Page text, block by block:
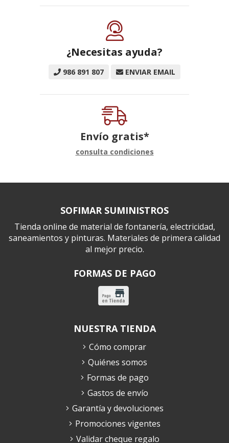
¿Necesitas ayuda?
986 891 807 ENVIAR EMAIL
Envío gratis*
consulta condiciones
SOFIMAR SUMINISTROS
Tienda online de material de fontanería, electricidad,
saneamientos y pinturas. Materiales de primera calidad
al mejor precio.
FORMAS DE PAGO
NUESTRA TIENDA
Cómo comprar
Quiénes somos
Formas de pago
Gastos de envío
Garantía y devoluciones
Promociones vigentes
Validar cheque regalo